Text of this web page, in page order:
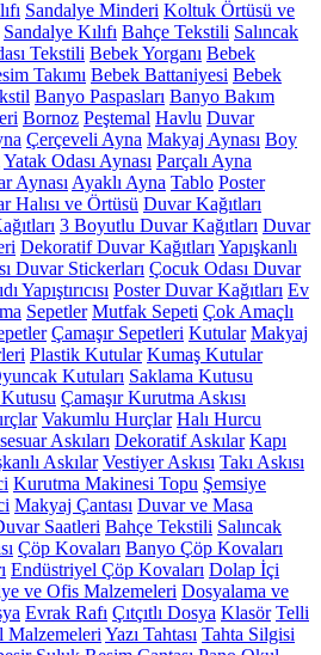
Sandalye Minderi Koltuk Örtüsü ve
Sandalye Kılıfı Bahçe Tekstili Salıncak
Tekstili Bebek Yorganı Bebek
Takımı Bebek Battaniyesi Bebek
Banyo Paspasları Banyo Bakım
Bornoz Peştemal Havlu Duvar
Çerçeveli Ayna Makyaj Aynası Boy
Yatak Odası Aynası Parçalı Ayna
Aynası Ayaklı Ayna Tablo Poster
Halısı ve Örtüsü Duvar Kağıtları
3 Boyutlu Duvar Kağıtları Duvar
Dekoratif Duvar Kağıtları Yapışkanlı
Duvar Stickerları Çocuk Odası Duvar
Yapıştırıcısı Poster Duvar Kağıtları Ev
Sepetler Mutfak Sepeti Çok Amaçlı
Çamaşır Sepetleri Kutular Makyaj
Plastik Kutular Kumaş Kutular
Kutuları Saklama Kutusu
Kutusu Çamaşır Kurutma Askısı
Vakumlu Hurçlar Halı Hurcu
Askıları Dekoratif Askılar Kapı
Askılar Vestiyer Askısı Takı Askısı
Kurutma Makinesi Topu Şemsiye
Makyaj Çantası Duvar ve Masa
Saatleri Bahçe Tekstili Salıncak
Çöp Kovaları Banyo Çöp Kovaları
Endüstriyel Çöp Kovaları Dolap İçi
ve Ofis Malzemeleri Dosyalama ve
Evrak Rafı Çıtçıtlı Dosya Klasör Telli
Malzemeleri Yazı Tahtası Tahta Silgisi